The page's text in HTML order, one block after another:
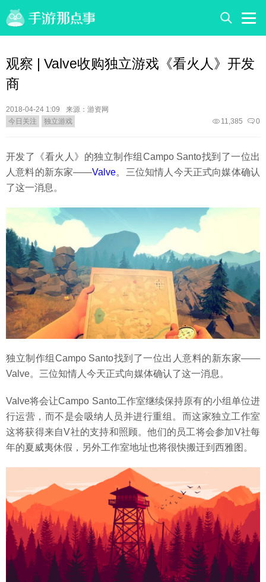
观察 | Valve收购独立游戏《看火人》开发
商
2018-04-24 1:09
来源：游资网
今日关注
独立游戏 0
11,385
开发了《看火人》的独立制作组Campo Santo找到了一位出
人意料的新东家——Valve。三位知情人今天正式向媒体确认
了这一消息。
独立制作组Campo Santo找到了一位出人意料的新东家——
Valve。三位知情人今天正式向媒体确认了这一消息。
Valve将会让Campo Santo工作室继续保持原有的小组单位进
行运营，而不是会吸纳人员并进行重组。而这家独立工作室
这将获得来自V社的支持和照顾。他们的员工将会参加V社每
年的夏威夷休假，另外工作室地址也将很快搬迁到西雅图。